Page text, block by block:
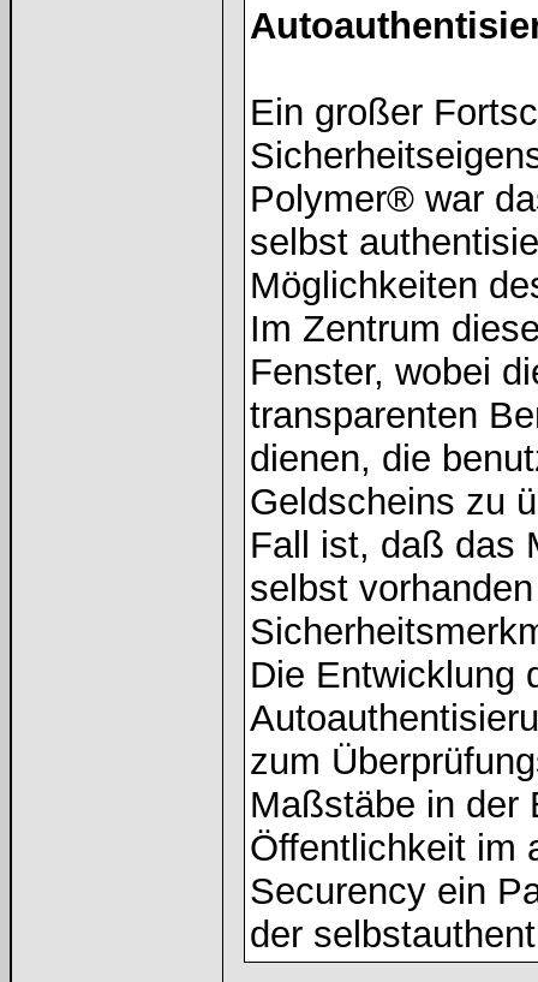
Ein großer
Polymer® war
selbst
Möglichkeiten
Im Zentrum
Fenster, wobei
transparenten
dienen, die
Geldscheins zu
Fall ist, daß das
selbst
Die Entwicklung
zum
Maßstäbe in der
Öffentlichkeit im
Securency ein
der